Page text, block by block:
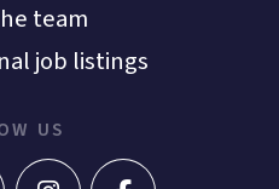
team
job listings
US